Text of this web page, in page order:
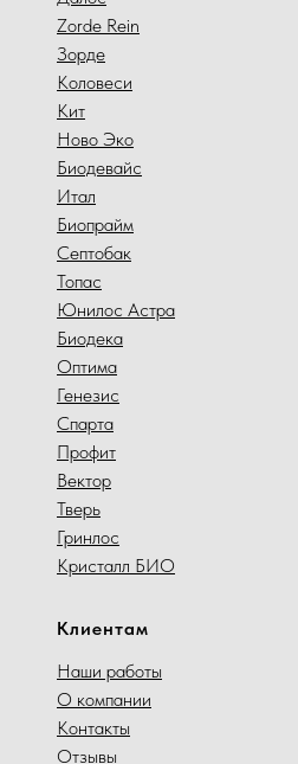
Zorde Rein
Зорде
Коловеси
Кит
Ново Эко
Биодевайс
Итал
Биопрайм
Септобак
Топас
Юнилос Астра
Биодека
Оптима
Генезис
Спарта
Профит
Вектор
Тверь
Гринлос
Кристалл БИО
Клиентам
Наши работы
О компании
Контакты
Отзывы